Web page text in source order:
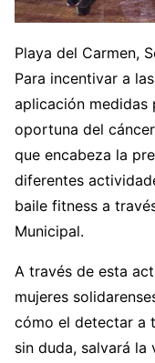
Playa del Carmen,
Para incentivar a
aplicación medidas
oportuna del
que encabeza la
diferentes
baile fitness a
Municipal.
A través de esta
mujeres
cómo el detectar a
sin duda, salvará la